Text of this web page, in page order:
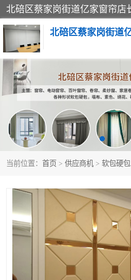
北碚区蔡家岗街道
当前位置： 首页 > 供应商机 > 软包硬包
软包硬包
窗帘